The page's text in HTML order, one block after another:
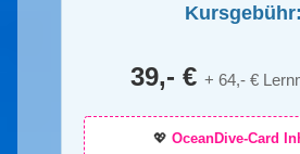
Kursgebühr:
39,- € + 64,- €
💖 OceanDive-Card